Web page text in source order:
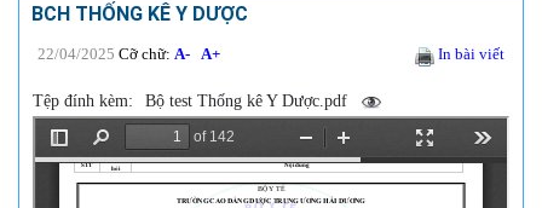
BCH THỐNG KÊ Y DƯỢC
22/04/2025 Cỡ chữ: A- A+ In bài viết
Tệp đính kèm: Bộ test Thống kê Y Dược.pdf